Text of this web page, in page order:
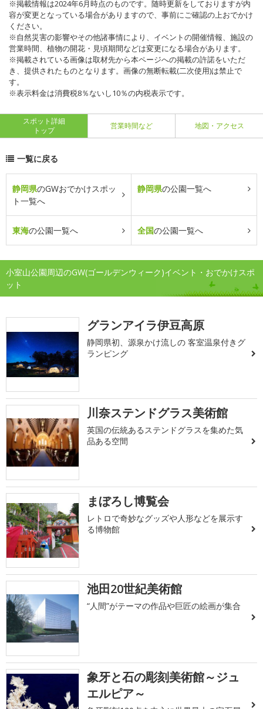
※掲載情報は2024年6月時点のものです。随時更新をしておりますが内
容が変更となっている場合がありますので、事前にご確認の上おでかけ
ください。
※自然災害の影響やその他諸事情により、イベントの開催情報、施設の
営業時間、植物の開花・見頃期間などは変更になる場合があります。
※掲載されている画像は取材先から本ページへの掲載の許諾をいただ
き、提供されたものとなります。画像の無断転載(二次使用)は禁止で
す。
※表示料金は消費税8％ないし10％の内税表示です。
スポット詳細
トップ
営業時間など 地図・アクセス
一覧に戻る
静岡県のGWおでかけスポッ
ト一覧へ
静岡県の公園一覧へ
東海の公園一覧へ 全国の公園一覧へ
小室山公園周辺のGW(ゴールデンウィーク)イベント・おでかけスポ
ット
グランアイラ伊豆高原
静岡県初、源泉かけ流しの 客室温泉付きグ
ランピング
川奈ステンドグラス美術館
英国の伝統あるステンドグラスを集めた気
品ある空間
まぼろし博覧会
レトロで奇妙なグッズや人形などを展示す
る博物館
池田20世紀美術館
“人間”がテーマの作品や巨匠の絵画が集合
象牙と石の彫刻美術館～ジュ
エルピア～